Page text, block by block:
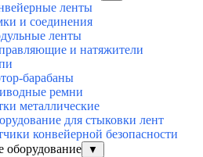
ленты
и соединения
ленты
и натяжители
барабаны
ремни
металлические
для стыковки лент
конвейерной безопасности
оборудование
▼